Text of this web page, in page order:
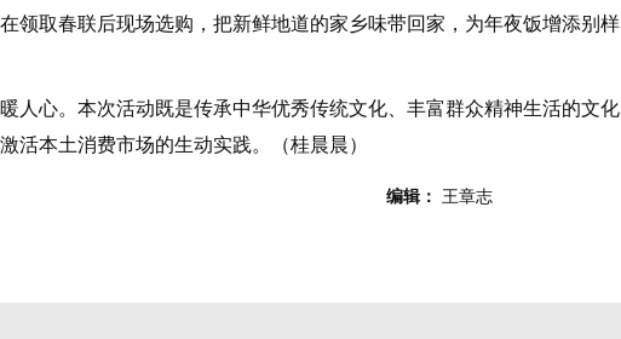
领取春联后现场选购，把新鲜地道的家乡味带回家，为年夜饭增添别样
心。本次活动既是传承中华优秀传统文化、丰富群众精神生活的文化
活本土消费市场的生动实践。（桂晨晨）
编辑： 王章志